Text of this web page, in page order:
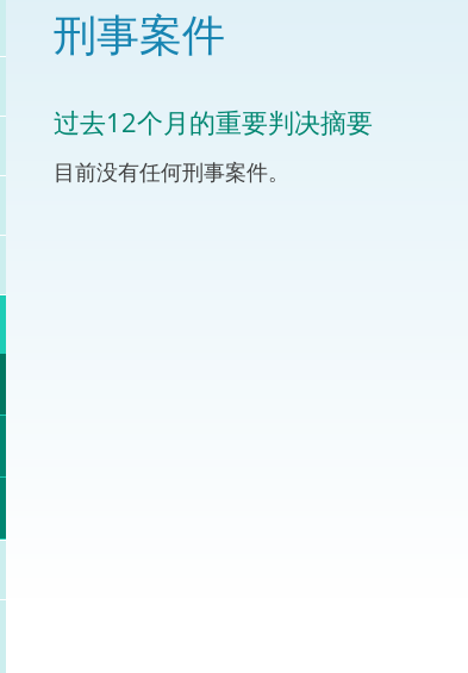
讼
上争议解决及法律科技
育争议解决先导计划
力建设
律枢纽
成交易和争议解决服务中心
“一带一路”建设
刑事案件
过去12个月的重要判决摘要
目前没有任何刑事案件。